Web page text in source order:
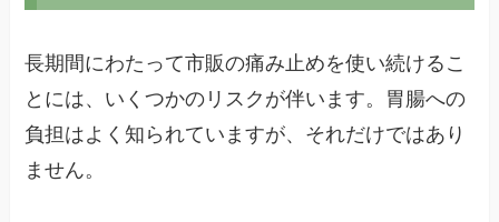
長期間にわたって市販の痛み止めを使い続けるこ
とには、いくつかのリスクが伴います。胃腸への
負担はよく知られていますが、それだけではあり
ません。